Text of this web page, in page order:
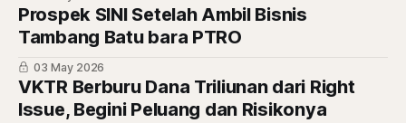
Prospek SINI Setelah Ambil Bisnis
Tambang Batu bara PTRO
03 May 2026
VKTR Berburu Dana Triliunan dari Right
Issue, Begini Peluang dan Risikonya